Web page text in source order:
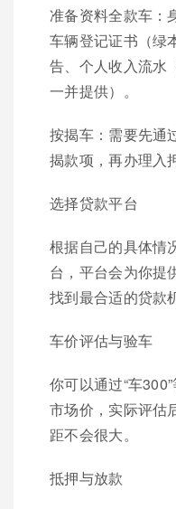
准备资料全款车：
车辆登记证书（绿
告、个人收入流水
一并提供）。
按揭车：需要先通
揭款项，再办理入
选择贷款平台
根据自己的具体情
台，平台会为你提
找到最合适的贷款
车价评估与验车
你可以通过“车
市场价，实际评估
距不会很大。
抵押与放款